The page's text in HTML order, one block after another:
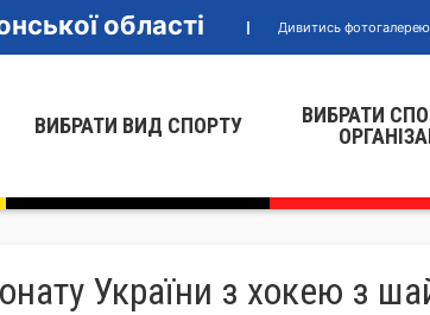
області Дивитись фотогалерею
ВИБРАТИ ВИД СПОРТУ
ВИБРАТИ
України з хокею з